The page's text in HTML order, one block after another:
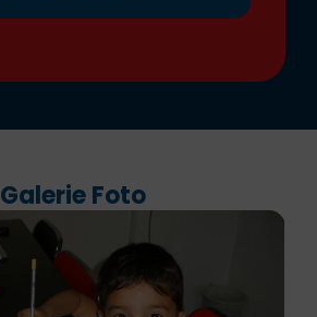
Galerie Foto